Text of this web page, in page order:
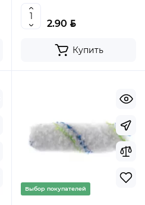
2.90 BYN
Купить
Выбор покупателей